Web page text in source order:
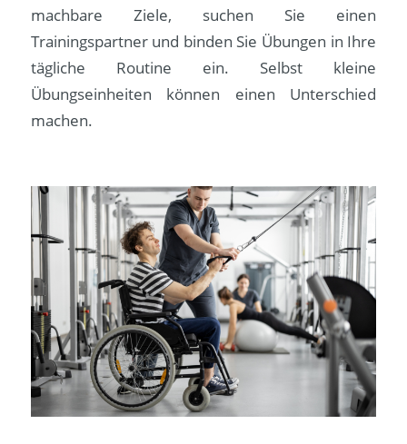
machbare Ziele, suchen Sie einen
Trainingspartner und binden Sie Übungen in Ihre
tägliche Routine ein. Selbst kleine
Übungseinheiten können einen Unterschied
machen.